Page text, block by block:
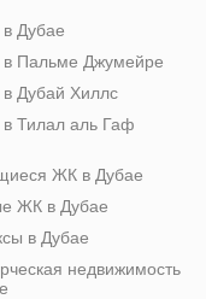
Дубае
Пальме Джумейре
Дубай Хиллс
Тилал аль Гаф
ЖК в Дубае
ЖК в Дубае
в Дубае
недвижимость